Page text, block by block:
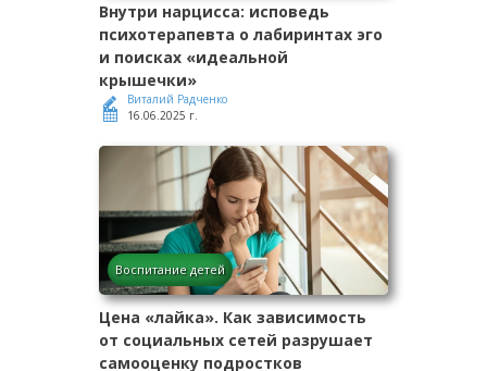
Внутри нарцисса: исповедь
психотерапевта о лабиринтах эго
и поисках «идеальной
крышечки»
Виталий Радченко
16.06.2025 г.
Воспитание детей
Цена «лайка». Как зависимость
от социальных сетей разрушает
самооценку подростков